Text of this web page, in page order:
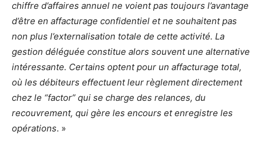
chiffre d’affaires annuel ne voient pas toujours l’avantage
d’être en affacturage confidentiel et ne souhaitent pas
non plus l’externalisation totale de cette activité. La
gestion déléguée constitue alors souvent une alternative
intéressante. Certains optent pour un affacturage total,
où les débiteurs effectuent leur règlement directement
chez le “factor” qui se charge des relances, du
recouvrement, qui gère les encours et enregistre les
opérations. »